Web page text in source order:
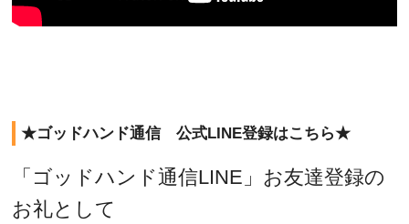
★ゴッドハンド通信 公式LINE登録はこちら★
「ゴッドハンド通信LINE」お友達登録の
お礼として